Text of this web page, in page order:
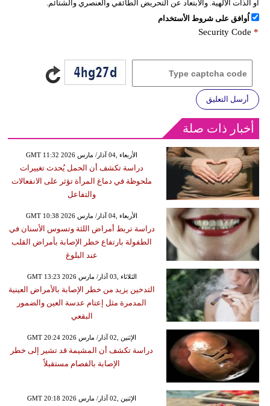
أو الذات الالهية. والابتعاد عن التحريض الطائفي والعنصري والشتائم.
اُوافق على شروط الأستخدام
Security Code *
أرسل التعليق
أخبار ذات صلة
GMT 11:32 2026 الأربعاء ,04 آذار/ مارس
دراسة تكشف أن الحمل يُحدث تغييرات
ملحوظة في دماغ المرأة تؤثر على الانفعالات
والتفاعل
GMT 10:38 2026 الأربعاء ,04 آذار/ مارس
دراسة تربط أمراض اللثة وتسوس الأسنان في
الطفولة بارتفاع خطر الإصابة بأمراض القلب
عند البلوغ
GMT 13:23 2026 الثلاثاء ,03 آذار/ مارس
التدخين يزيد من خطر الإصابة بالأمراض العينية
المدمرة مثل إعتام عدسة العين والضمور
البقعي
GMT 20:24 2026 الإثنين ,02 آذار/ مارس
دراسة تكشف أن المشيمة قد تشير إلى خطر
الإصابة بالفصام مستقبلاً
GMT 20:18 2026 الإثنين ,02 آذار/ مارس